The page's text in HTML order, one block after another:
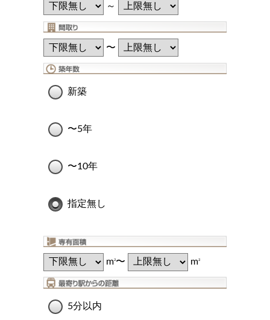
～
〜
新築
〜5年
〜10年
指定無し
m2〜 m2
5分以内